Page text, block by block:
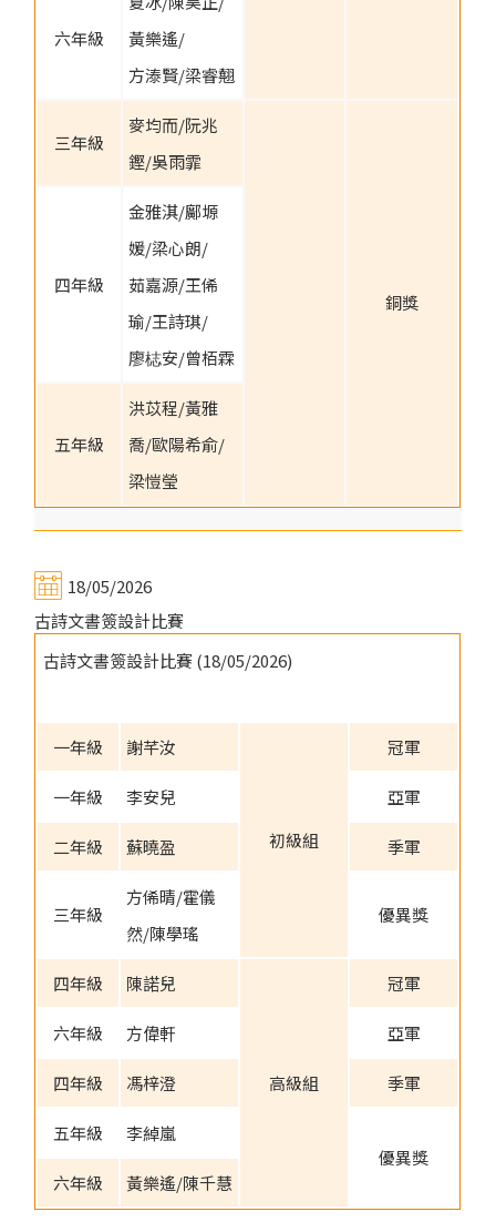
六年級
黃樂遙/
方溙賢/梁睿翹
三年級
麥均而/阮兆
鏗/吳雨霏
銅獎
四年級
金雅淇/鄺塬
媛/梁心朗/
茹嘉源/王俙
瑜/王詩琪/
廖梽安/曾栢霖
五年級
洪苡程/黃雅
喬/歐陽希俞/
梁愷瑩
18/05/2026
古詩文書簽設計比賽
古詩文書簽設計比賽 (18/05/2026)
一年級 謝芊汝
初級組
冠軍
一年級 李安兒 亞軍
二年級 蘇曉盈 季軍
三年級
方俙晴/霍儀
然/陳學瑤
優異獎
四年級 陳諾兒
高級組
冠軍
六年級 方偉軒 亞軍
四年級 馮梓澄 季軍
五年級
李綽嵐
優異獎
六年級
黃樂遙/陳千慧